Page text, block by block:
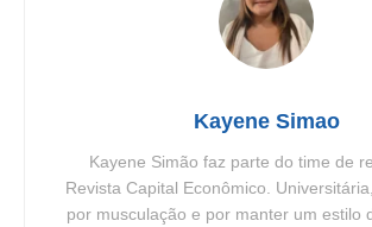
Kayene Simao
Kayene Simão faz parte do time de
Revista Capital Econômico.
por musculação e por manter um estilo